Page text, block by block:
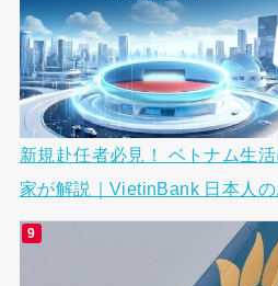
新規赴任者必見！ ベトナム生
家が解説｜VietinBank 日本人